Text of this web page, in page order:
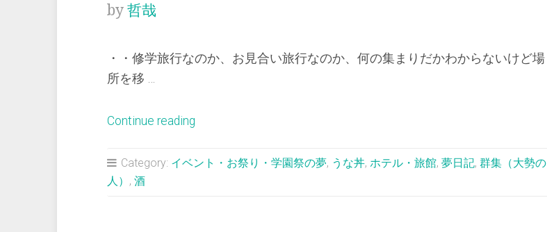
by 哲哉
・・修学旅行なのか、お見合い旅行なのか、何の集まりだかわからないけど場
所を移 …
Continue reading
占
Category: イベント・お祭り・学園祭の夢, うな丼, ホテル・旅館, 夢日記, 群集（大勢の
人） , 酒